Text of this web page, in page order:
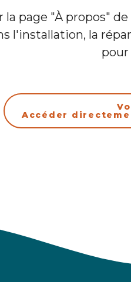
la page "À propos"
l'installation, la
Accéder